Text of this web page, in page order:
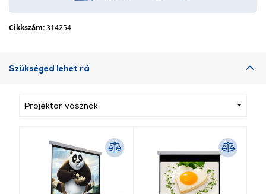
Cikkszám:314254
Szükséged lehet rá
Projektor vásznak